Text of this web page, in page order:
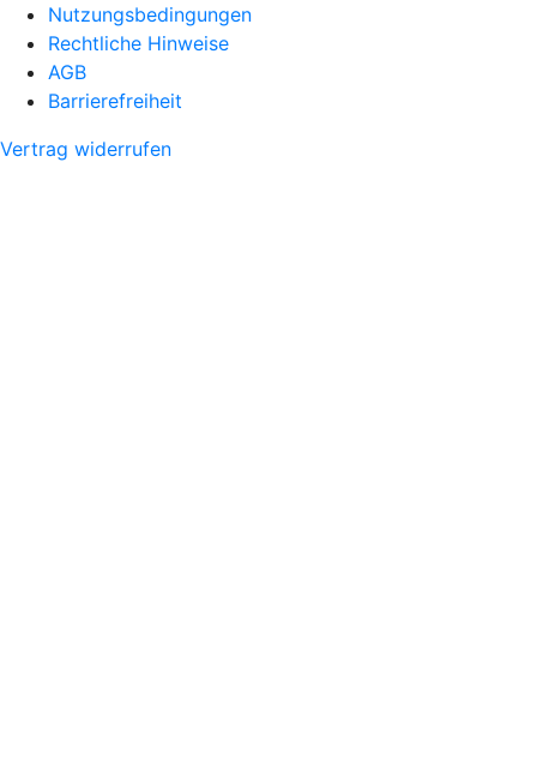
Nutzungsbedingungen
Rechtliche Hinweise
AGB
Barrierefreiheit
Vertrag widerrufen